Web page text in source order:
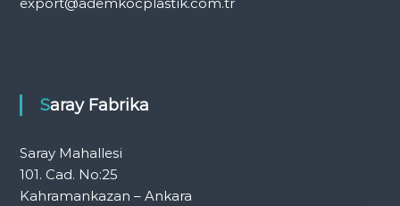
Saray Fabrika
Saray Mahallesi
101. Cad. No:25
Kahramankazan – Ankara